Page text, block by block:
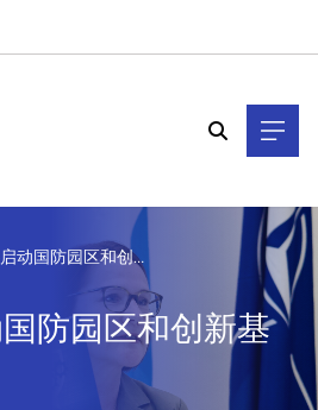
卢森堡将启动国防园区和创新基金
防园区和创新基